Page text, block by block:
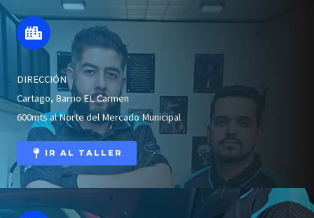
DIRECCIÓN
Cartago, Barrio EL Carmen
600mts al Norte del Mercado Municipal
IR AL TALLER